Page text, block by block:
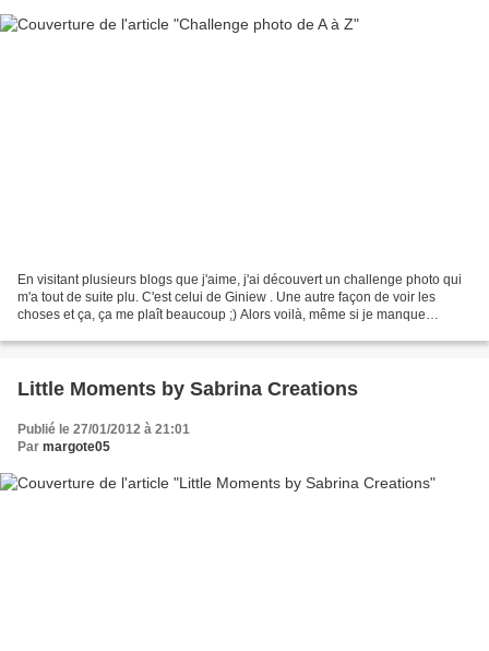
En visitant plusieurs blogs que j'aime, j'ai découvert un challenge photo qui
m'a tout de suite plu. C'est celui de Giniew . Une autre façon de voir les
choses et ça, ça me plaît beaucoup ;) Alors voilà, même si je manque
Little Moments by Sabrina Creations
Publié le 27/01/2012 à 21:01
Par margote05